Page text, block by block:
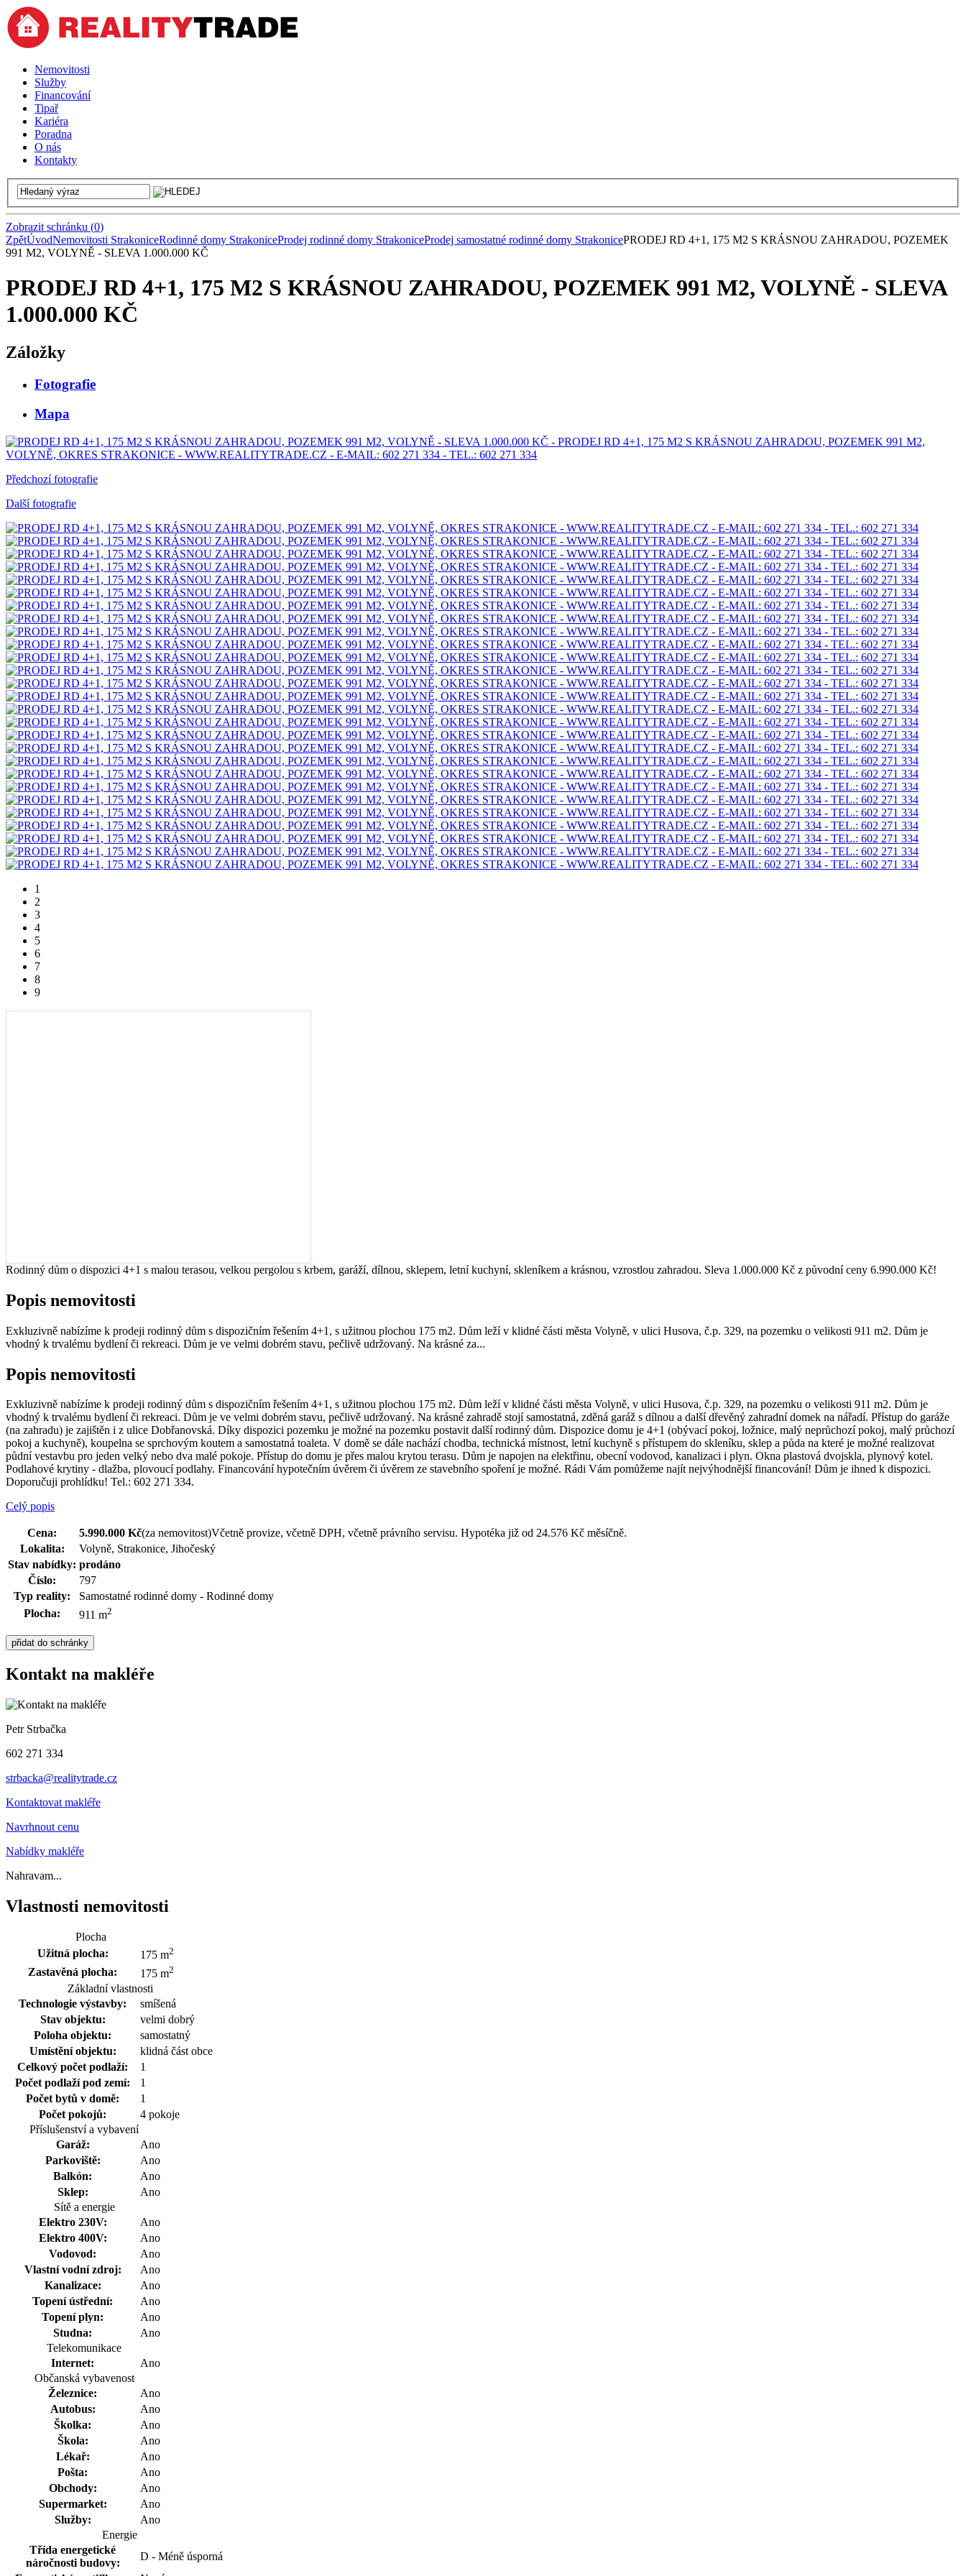
Nemovitosti
Služby
Financování
Tipař
Kariéra
Poradna
O nás
Kontakty
Zobrazit schránku (0)
ZpětÚvodNemovitosti StrakoniceRodinné domy StrakoniceProdej rodinné domy StrakoniceProdej samostatné rodinné domy StrakonicePRODEJ RD 4+1, 175 M2 S KRÁSNOU ZAHRADOU, POZEMEK
991 M2, VOLYNĚ - SLEVA 1.000.000 KČ
PRODEJ RD 4+1, 175 M2 S KRÁSNOU ZAHRADOU, POZEMEK 991 M2, VOLYNĚ - SLEVA
1.000.000 KČ
Záložky
Fotografie
Mapa
Předchozí fotografie
Další fotografie
1
2
3
4
5
6
7
8
9
Rodinný dům o dispozici 4+1 s malou terasou, velkou pergolou s krbem, garáží, dílnou, sklepem, letní kuchyní, skleníkem a krásnou, vzrostlou zahradou. Sleva 1.000.000 Kč z původní ceny 6.990.000 Kč!
Popis nemovitosti
Exkluzivně nabízíme k prodeji rodinný dům s dispozičním řešením 4+1, s užitnou plochou 175 m2. Dům leží v klidné části města Volyně, v ulici Husova, č.p. 329, na pozemku o velikosti 911 m2. Dům je
vhodný k trvalému bydlení či rekreaci. Dům je ve velmi dobrém stavu, pečlivě udržovaný. Na krásné za...
Popis nemovitosti
Exkluzivně nabízíme k prodeji rodinný dům s dispozičním řešením 4+1, s užitnou plochou 175 m2. Dům leží v klidné části města Volyně, v ulici Husova, č.p. 329, na pozemku o velikosti 911 m2. Dům je
vhodný k trvalému bydlení či rekreaci. Dům je ve velmi dobrém stavu, pečlivě udržovaný. Na krásné zahradě stojí samostatná, zděná garáž s dílnou a další dřevěný zahradní domek na nářadí. Přístup do garáže
(na zahradu) je zajištěn i z ulice Dobřanovská. Díky dispozici pozemku je možné na pozemku postavit další rodinný dům. Dispozice domu je 4+1 (obývací pokoj, ložnice, malý neprůchozí pokoj, malý průchozí
pokoj a kuchyně), koupelna se sprchovým koutem a samostatná toaleta. V domě se dále nachází chodba, technická místnost, letní kuchyně s přístupem do skleníku, sklep a půda na které je možné realizovat
půdní vestavbu pro jeden velký nebo dva malé pokoje. Přístup do domu je přes malou krytou terasu. Dům je napojen na elektřinu, obecní vodovod, kanalizaci i plyn. Okna plastová dvojskla, plynový kotel.
Podlahové krytiny - dlažba, plovoucí podlahy. Financování hypotečním úvěrem či úvěrem ze stavebního spoření je možné. Rádi Vám pomůžeme najít nejvýhodnější financování! Dům je ihned k dispozici.
Doporučuji prohlídku! Tel.: 602 271 334.
Celý popis
Cena: 5.990.000 Kč(za nemovitost)Včetně provize, včetně DPH, včetně právního servisu. Hypotéka již od 24.576 Kč měsíčně.
Lokalita:
Volyně, Strakonice, Jihočeský
Stav nabídky: prodáno
Číslo:
797
Typ reality:
Samostatné rodinné domy - Rodinné domy
Plocha:
911 m2
Kontakt na makléře
Petr Strbačka
602 271 334
strbacka@realitytrade.cz
Kontaktovat makléře
Navrhnout cenu
Nabídky makléře
Nahravam...
Vlastnosti nemovitosti
Plocha
Užitná plocha:
175 m2
Zastavěná plocha: 175 m2
Základní vlastnosti
Technologie výstavby:
smíšená
Stav objektu:
velmi dobrý
Poloha objektu:
samostatný
Umístění objektu:
klidná část obce
Celkový počet podlaží:
1
Počet podlaží pod zemí:
1
Počet bytů v domě:
1
Počet pokojů:
4 pokoje
Příslušenství a vybavení
Garáž:
Ano
Parkoviště:
Ano
Balkón:
Ano
Sklep:
Ano
Sítě a energie
Elektro 230V:
Ano
Elektro 400V:
Ano
Vodovod:
Ano
Vlastní vodní zdroj:
Ano
Kanalizace:
Ano
Topení ústřední:
Ano
Topení plyn:
Ano
Studna:
Ano
Telekomunikace
Internet:
Ano
Občanská vybavenost
Železnice:
Ano
Autobus:
Ano
Školka:
Ano
Škola:
Ano
Lékař:
Ano
Pošta:
Ano
Obchody:
Ano
Supermarket:
Ano
Služby:
Ano
Energie
Třída energetické
náročnosti budovy:
D - Méně úsporná